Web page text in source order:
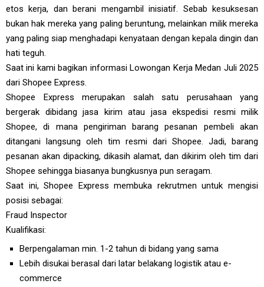
etos kerja, dan berani mengambil inisiatif. Sebab kesuksesan
bukan hak mereka yang paling beruntung, melainkan milik mereka
yang paling siap menghadapi kenyataan dengan kepala dingin dan
hati teguh.
Saat ini kami bagikan informasi Lowongan Kerja Medan Juli 2025
dari Shopee Express.
Shopee Express merupakan salah satu perusahaan yang
bergerak dibidang jasa kirim atau jasa ekspedisi resmi milik
Shopee, di mana pengiriman barang pesanan pembeli akan
ditangani langsung oleh tim resmi dari Shopee. Jadi, barang
pesanan akan dipacking, dikasih alamat, dan dikirim oleh tim dari
Shopee sehingga biasanya bungkusnya pun seragam.
Saat ini, Shopee Express membuka rekrutmen untuk mengisi
posisi sebagai:
Fraud Inspector
Kualifikasi:
Berpengalaman min. 1-2 tahun di bidang yang sama
Lebih disukai berasal dari latar belakang logistik atau e-
commerce